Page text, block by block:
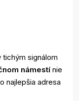
tichým signálom
námestí nie
najlepšia adresa